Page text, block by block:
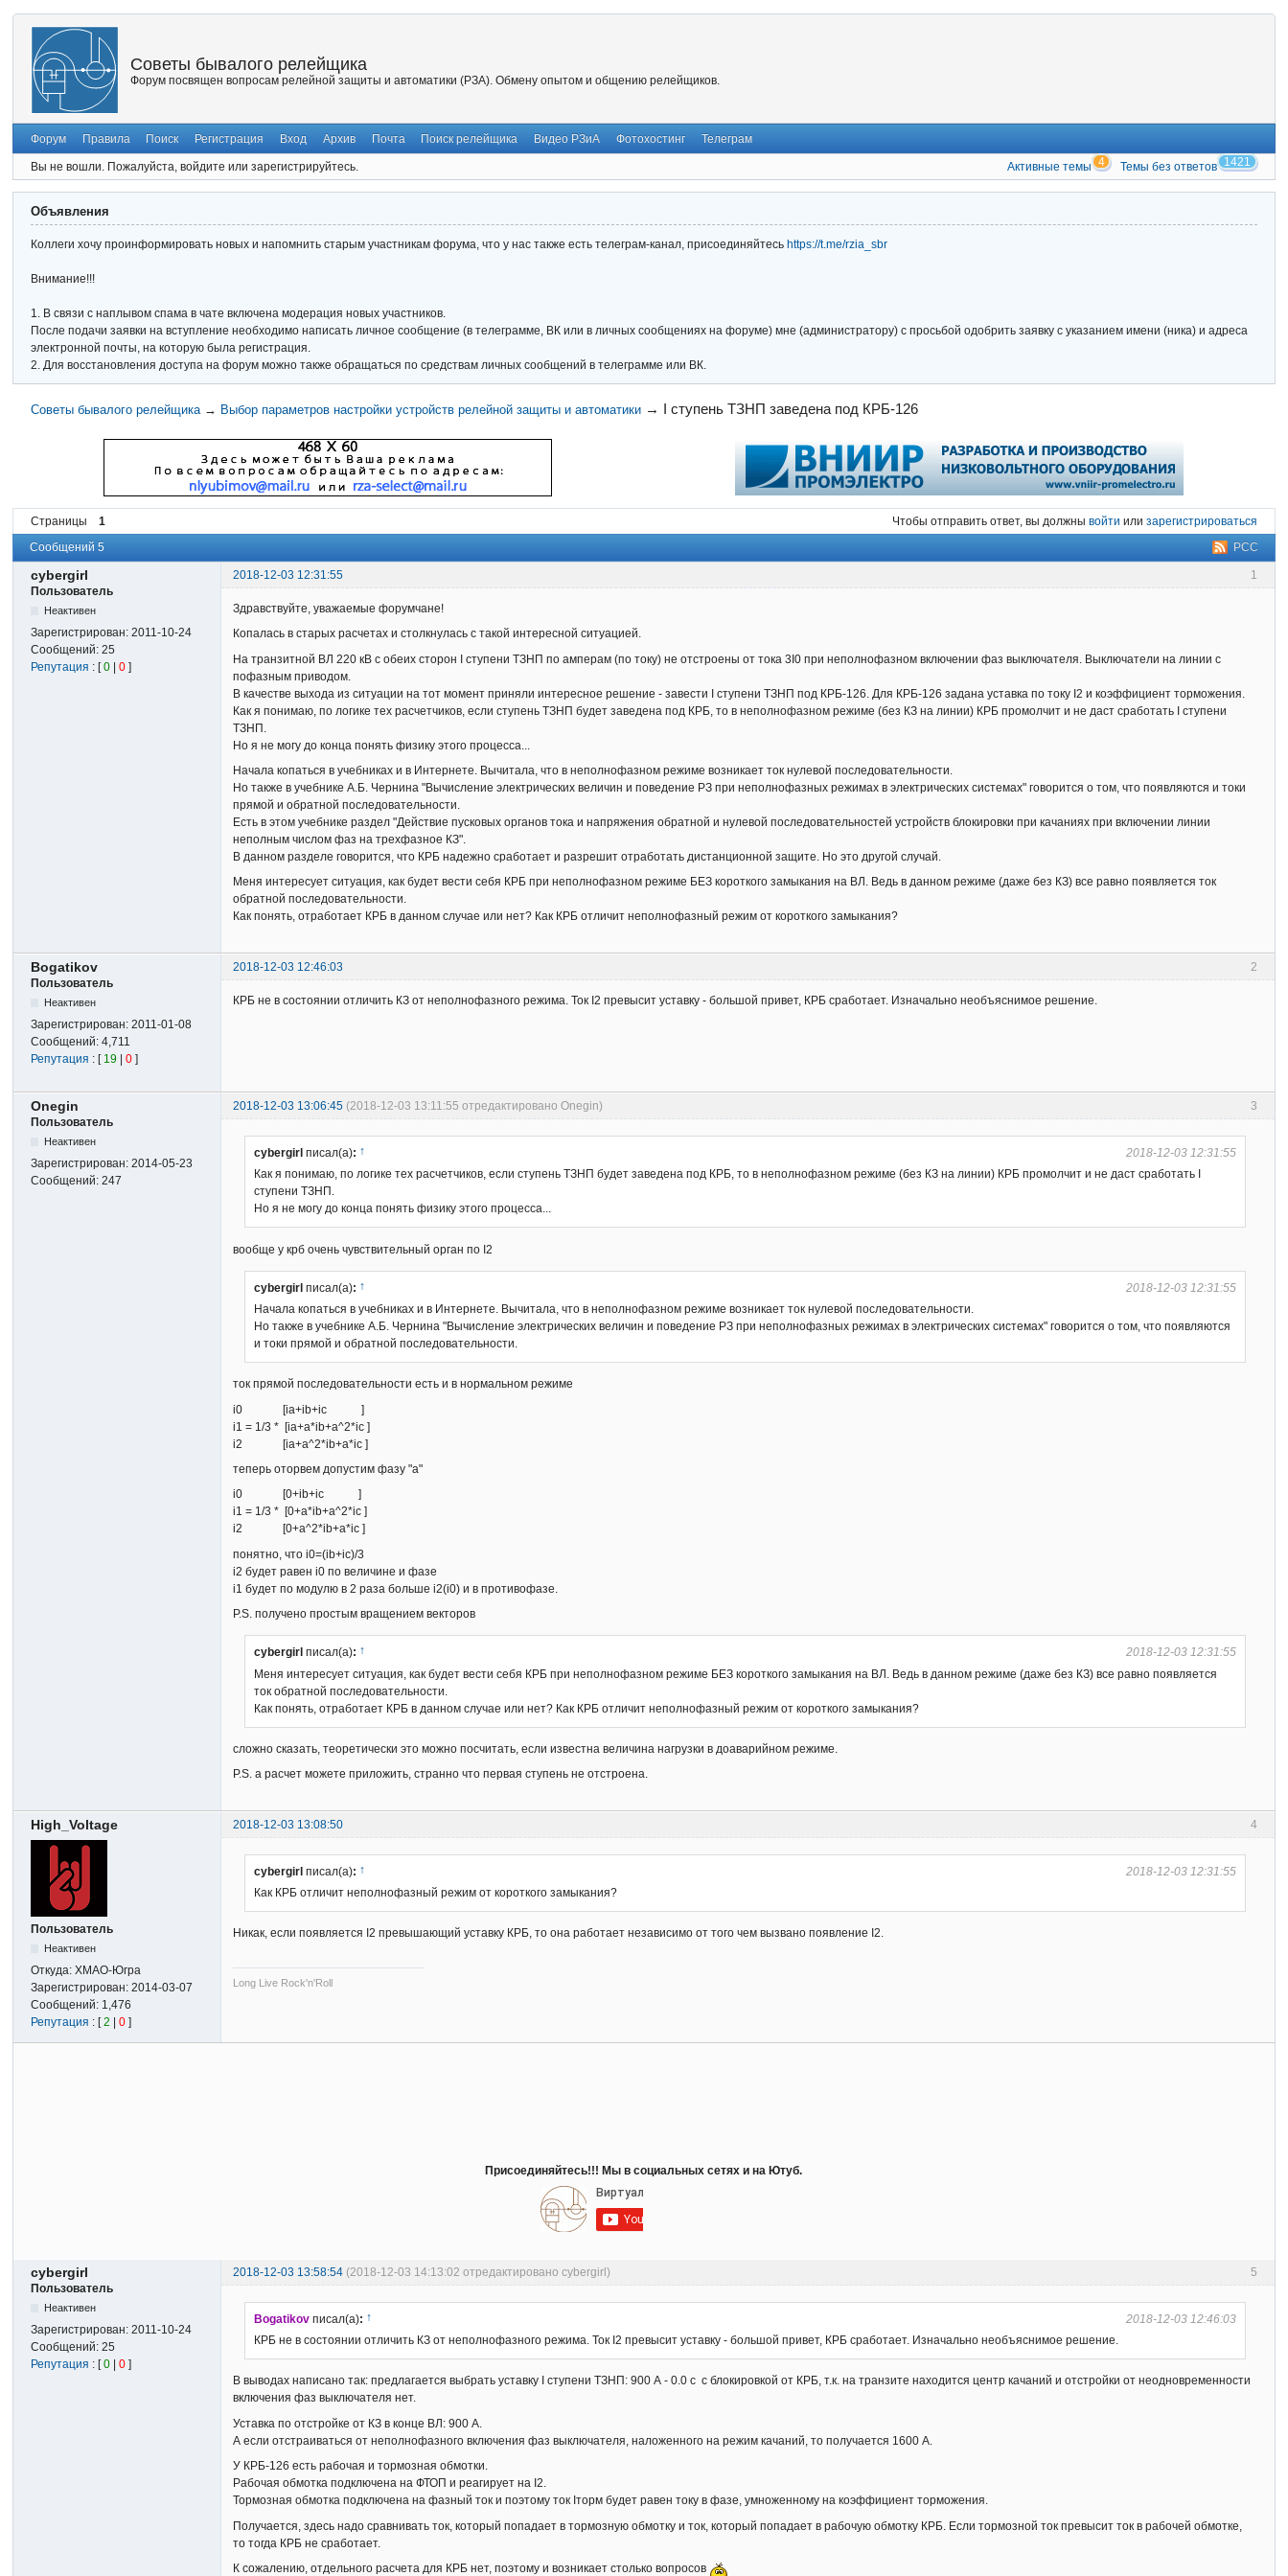
Советы бывалого релейщика
Форум посвящен вопросам релейной защиты и автоматики (РЗА). Обмену опытом и общению релейщиков.
Форум Правила Поиск Регистрация Вход Архив Почта Поиск релейщика Видео РЗиА Фотохостинг Телеграм
Вы не вошли. Пожалуйста, войдите или зарегистрируйтесь. Активные темы 4 Темы без ответов 1421
Объявления
Коллеги хочу проинформировать новых и напомнить старым участникам форума, что у нас также есть телеграм-канал, присоединяйтесь https://t.me/rzia_sbr
Внимание!!!
1. В связи с наплывом спама в чате включена модерация новых участников.
После подачи заявки на вступление необходимо написать личное сообщение (в телеграмме, ВК или в личных сообщениях на форуме) мне (администратору) с просьбой одобрить заявку с указанием имени (ника) и адреса
электронной почты, на которую была регистрация.
2. Для восстановления доступа на форум можно также обращаться по средствам личных сообщений в телеграмме или ВК.
Советы бывалого релейщика → Выбор параметров настройки устройств релейной защиты и автоматики → I ступень ТЗНП заведена под КРБ-126
Страницы 1 Чтобы отправить ответ, вы должны войти или зарегистрироваться
РСС
Сообщений 5
1
cybergirl
2018-12-03 12:31:55
Пользователь
Неактивен
Зарегистрирован:2011-10-24
Сообщений:25
Репутация : [0 |0 ]
Здравствуйте, уважаемые форумчане!
Копалась в старых расчетах и столкнулась с такой интересной ситуацией.
На транзитной ВЛ 220 кВ с обеих сторон I ступени ТЗНП по амперам (по току) не отстроены от тока 3I0 при неполнофазном включении фаз выключателя. Выключатели на линии с
пофазным приводом.
В качестве выхода из ситуации на тот момент приняли интересное решение - завести I ступени ТЗНП под КРБ-126. Для КРБ-126 задана уставка по току I2 и коэффициент торможения.
Как я понимаю, по логике тех расчетчиков, если ступень ТЗНП будет заведена под КРБ, то в неполнофазном режиме (без КЗ на линии) КРБ промолчит и не даст сработать I ступени
ТЗНП.
Но я не могу до конца понять физику этого процесса...
Начала копаться в учебниках и в Интернете. Вычитала, что в неполнофазном режиме возникает ток нулевой последовательности.
Но также в учебнике А.Б. Чернина "Вычисление электрических величин и поведение РЗ при неполнофазных режимах в электрических системах" говорится о том, что появляются и токи
прямой и обратной последовательности.
Есть в этом учебнике раздел "Действие пусковых органов тока и напряжения обратной и нулевой последовательностей устройств блокировки при качаниях при включении линии
неполным числом фаз на трехфазное КЗ".
В данном разделе говорится, что КРБ надежно сработает и разрешит отработать дистанционной защите. Но это другой случай.
Меня интересует ситуация, как будет вести себя КРБ при неполнофазном режиме БЕЗ короткого замыкания на ВЛ. Ведь в данном режиме (даже без КЗ) все равно появляется ток
обратной последовательности.
Как понять, отработает КРБ в данном случае или нет? Как КРБ отличит неполнофазный режим от короткого замыкания?
2
Bogatikov
2018-12-03 12:46:03
Пользователь
Неактивен
Зарегистрирован:2011-01-08
Сообщений:4,711
Репутация : [ 19 |0 ]
КРБ не в состоянии отличить КЗ от неполнофазного режима. Ток I2 превысит уставку - большой привет, КРБ сработает. Изначально необъяснимое решение.
3
Onegin 2018-12-03 13:06:45 (2018-12-03 13:11:55 отредактировано Onegin)
Пользователь
Неактивен
Зарегистрирован:2014-05-23
Сообщений:247
cybergirl писал(а): ↑
2018-12-03 12:31:55
Как я понимаю, по логике тех расчетчиков, если ступень ТЗНП будет заведена под КРБ, то в неполнофазном режиме (без КЗ на линии) КРБ промолчит и не даст сработать I
ступени ТЗНП.
Но я не могу до конца понять физику этого процесса...
вообще у крб очень чувствительный орган по I2
cybergirl писал(а): ↑
2018-12-03 12:31:55
Начала копаться в учебниках и в Интернете. Вычитала, что в неполнофазном режиме возникает ток нулевой последовательности.
Но также в учебнике А.Б. Чернина "Вычисление электрических величин и поведение РЗ при неполнофазных режимах в электрических системах" говорится о том, что появляются
и токи прямой и обратной последовательности.
ток прямой последовательности есть и в нормальном режиме
i0 [ia+ib+ic ]
i1 = 1/3 * [ia+a*ib+a^2*ic ]
i2 [ia+a^2*ib+a*ic ]
теперь оторвем допустим фазу "а"
i0 [0+ib+ic ]
i1 = 1/3 * [0+a*ib+a^2*ic ]
i2 [0+a^2*ib+a*ic ]
понятно, что i0=(ib+ic)/3
i2 будет равен i0 по величине и фазе
i1 будет по модулю в 2 раза больше i2(i0) и в противофазе.
P.S. получено простым вращением векторов
cybergirl писал(а): ↑
2018-12-03 12:31:55
Меня интересует ситуация, как будет вести себя КРБ при неполнофазном режиме БЕЗ короткого замыкания на ВЛ. Ведь в данном режиме (даже без КЗ) все равно появляется
ток обратной последовательности.
Как понять, отработает КРБ в данном случае или нет? Как КРБ отличит неполнофазный режим от короткого замыкания?
сложно сказать, теоретически это можно посчитать, если известна величина нагрузки в доаварийном режиме.
P.S. а расчет можете приложить, странно что первая ступень не отстроена.
4
High_Voltage 2018-12-03 13:08:50
Пользователь
Неактивен
Откуда:ХМАО-Югра
Зарегистрирован:2014-03-07
Сообщений: 1,476
Репутация : [2 |0 ]
cybergirl писал(а): ↑
2018-12-03 12:31:55
Как КРБ отличит неполнофазный режим от короткого замыкания?
Никак, если появляется I2 превышающий уставку КРБ, то она работает независимо от того чем вызвано появление I2.
Long Live Rock'n'Roll
Присоединяйтесь!!! Мы в социальных сетях и на Ютуб.
5
cybergirl 2018-12-03 13:58:54 (2018-12-03 14:13:02 отредактировано cybergirl)
Пользователь
Неактивен
Зарегистрирован:2011-10-24
Сообщений:25
Репутация : [0 |0 ]
Bogatikov писал(а): ↑
2018-12-03 12:46:03
КРБ не в состоянии отличить КЗ от неполнофазного режима. Ток I2 превысит уставку - большой привет, КРБ сработает. Изначально необъяснимое решение.
В выводах написано так: предлагается выбрать уставку I ступени ТЗНП: 900 А - 0.0 с с блокировкой от КРБ, т.к. на транзите находится центр качаний и отстройки от неодновременности
включения фаз выключателя нет.
Уставка по отстройке от КЗ в конце ВЛ: 900 А.
А если отстраиваться от неполнофазного включения фаз выключателя, наложенного на режим качаний, то получается 1600 А.
У КРБ-126 есть рабочая и тормозная обмотки.
Рабочая обмотка подключена на ФТОП и реагирует на I2.
Тормозная обмотка подключена на фазный ток и поэтому ток Iторм будет равен току в фазе, умноженному на коэффициент торможения.
Получается, здесь надо сравнивать ток, который попадает в тормозную обмотку и ток, который попадает в рабочую обмотку КРБ. Если тормозной ток превысит ток в рабочей обмотке,
то тогда КРБ не сработает.
К сожалению, отдельного расчета для КРБ нет, поэтому и возникает столько вопросов